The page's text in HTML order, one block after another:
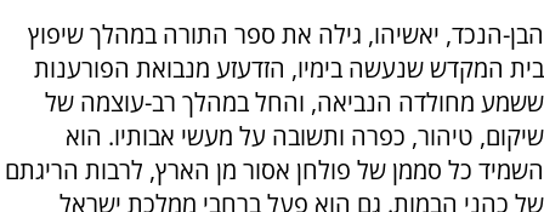
הבן-הנכד, יאשיהו, גילה את ספר התורה במהלך שיפוץ
בית המקדש שנעשה בימיו, הזדעזע מנבואת הפורענות
ששמע מחולדה הנביאה, והחל במהלך רב-עוצמה של
שיקום, טיהור, כפרה ותשובה על מעשי אבותיו. הוא
השמיד כל סממן של פולחן אסור מן הארץ, לרבות הריגתם
של כהני הבמות. גם הוא פעל ברחבי ממלכת ישראל